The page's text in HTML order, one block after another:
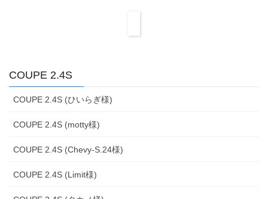
COUPE 2.4S
COUPE 2.4S (ひいらぎ様)
COUPE 2.4S (motty様)
COUPE 2.4S (Chevy-S.24様)
COUPE 2.4S (Limit様)